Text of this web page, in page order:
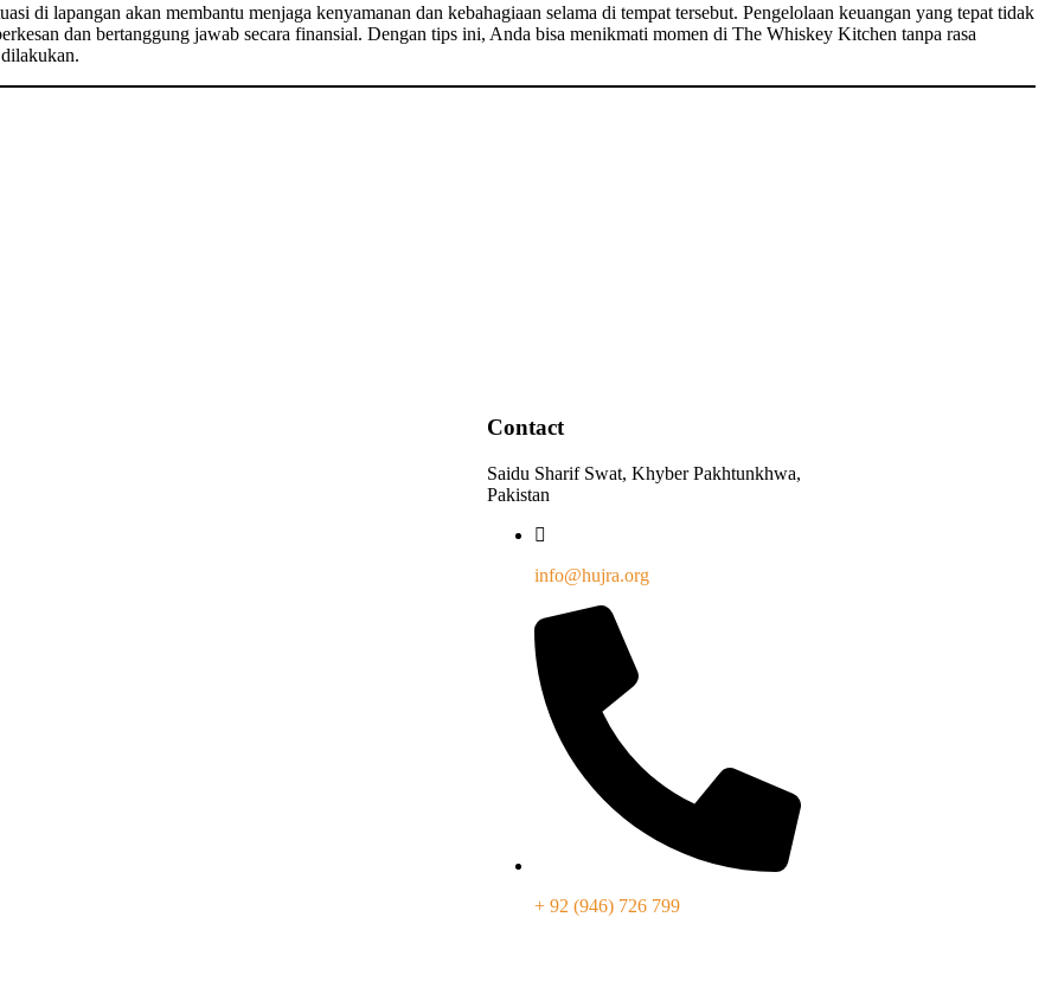
di lapangan akan membantu menjaga kenyamanan dan kebahagiaan selama di tempat tersebut. Pengelolaan keuangan yang tepat tidak
dan bertanggung jawab secara finansial. Dengan tips ini, Anda bisa menikmati momen di The Whiskey Kitchen tanpa rasa
Contact
Saidu Sharif Swat, Khyber Pakhtunkhwa,
Pakistan
info@hujra.org
+ 92 (946) 726 799